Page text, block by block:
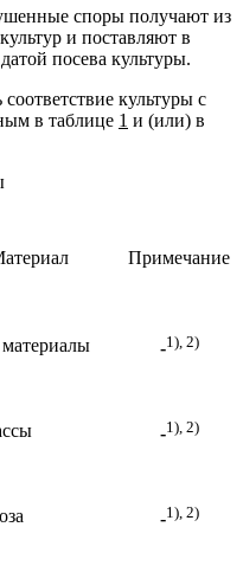
споры получают из
и поставляют в
посева культуры.
культуры с
в таблице 1 и (или) в
Примечание
-1), 2)
-1), 2)
-1), 2)